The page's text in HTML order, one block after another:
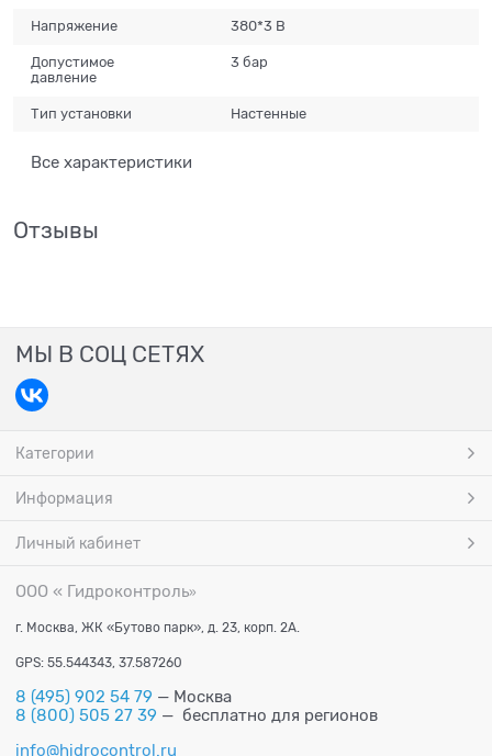
Напряжение 380*3 В
Допустимое
давление
3 бар
Тип установки Настенные
Все характеристики
Отзывы
МЫ В СОЦ СЕТЯХ
Категории
Информация
Личный кабинет
ООО « Гидроконтроль»
г. Москва, ЖК «Бутово парк», д. 23, корп. 2А.
GPS: 55.544343, 37.587260
8 (495) 902 54 79 — Москва
8 (800) 505 27 39 — бесплатно для регионов
info@hidrocontrol.ru